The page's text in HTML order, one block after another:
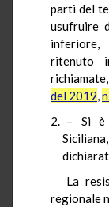
parti del
usufruire
ritenuto
del 2019,
– Si è
La
regionale